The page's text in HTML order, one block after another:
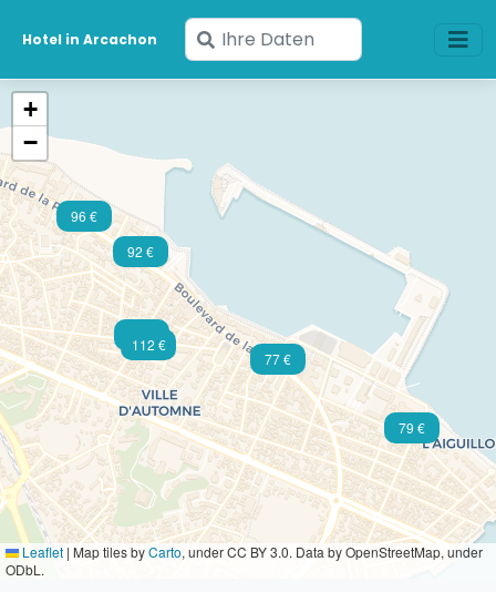
Hotel in Arcachon
Geben
Sie
96 €
92 €
112 €
77 €
79 €
+
−
Leaflet | Map tiles byCarto, under CC BY 3.0. Data by OpenStreetMap, under
ODbL.